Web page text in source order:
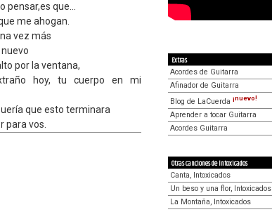
que...
me ahogan.
vez más
por la ventana,
hoy, tu cuerpo en mi
que esto terminara
para vos.
Extras
Acordes de Guitarra
Afinador de Guitarra
Blog de LaCuerda ¡nuevo!
Aprender a tocar Guitarra
Acordes Guitarra
Otras canciones de Intoxicados
Canta, Intoxicados
Un beso y una flor, Intoxicados
La Montaña, Intoxicados